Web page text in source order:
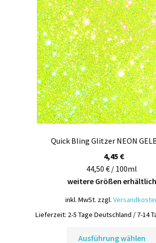
Quick Bling Glitzer NEON
4,45 €
44,50 € / 100ml
weitere Größen erhältlich
inkl. MwSt. zzgl.
Lieferzeit: 2-5 Tage Deutschland / 7-14
Ausführung wählen